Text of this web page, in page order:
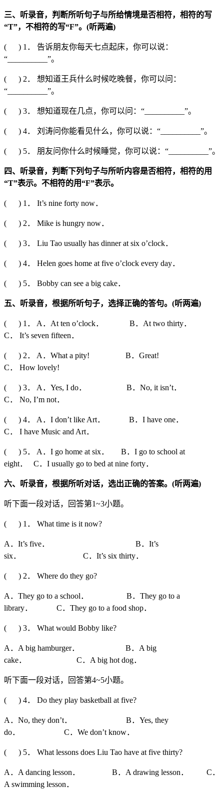
三、听录音，判断所听句子与所给情境是否相符，相符的写
“T”，不相符的写“F”。 (听两遍)
( ) 1． 告诉朋友你每天七点起床，你可以说：
“__________”。
( ) 2． 想知道王兵什么时候吃晚餐，你可以问：
“__________”。
( ) 3． 想知道现在几点，你可以问：“__________”。
( ) 4． 刘涛问你能看见什么，你可以说：“__________”。
( ) 5． 朋友问你什么时候睡觉，你可以说：“__________”。
四、听录音，判断下列句子与所听内容是否相符，相符的用
“T”表示。不相符的用“F”表示。
( ) 1． It’s nine forty now．
( ) 2． Mike is hungry now．
( ) 3． Liu Tao usually has dinner at six o’clock．
( ) 4． Helen goes home at five o’clock every day．
( ) 5． Bobby can see a big cake．
五、听录音，根据所听句子，选择正确的答句。 (听两遍)
( ) 1． A．At ten o’clock． B．At two thirty．
C． It’s seven fifteen．
( ) 2． A．What a pity! B．Great!
C． How lovely!
( ) 3． A．Yes, I do． B．No, it isn’t．
C． No, I’m not．
( ) 4． A．I don’t like Art． B．I have one．
C． I have Music and Art．
( ) 5． A．I go home at six． B．I go to school at
eight． C．I usually go to bed at nine forty．
六、听录音，根据所听对话，选出正确的答案。 (听两遍)
听下面一段对话，回答第1~3小题。
( ) 1． What time is it now?
A．It’s five． B．It’s
six． C．It’s six thirty．
( ) 2． Where do they go?
A．They go to a school． B．They go to a
library． C．They go to a food shop．
( ) 3． What would Bobby like?
A．A big hamburger． B．A big
cake． C．A big hot dog．
听下面一段对话，回答第4~5小题。
( ) 4． Do they play basketball at five?
A．No, they don’t． B．Yes, they
do． C．We don’t know．
( ) 5． What lessons does Liu Tao have at five thirty?
A．A dancing lesson． B．A drawing lesson． C．
A swimming lesson．